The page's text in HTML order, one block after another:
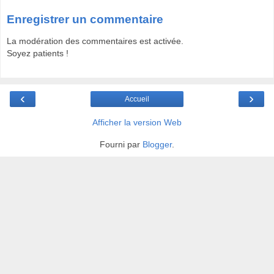
Enregistrer un commentaire
La modération des commentaires est activée.
Soyez patients !
‹ ›
Accueil
Afficher la version Web
Fourni par Blogger.